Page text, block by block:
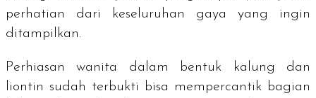
perhatian dari keseluruhan gaya yang ingin
ditampilkan.
Perhiasan wanita dalam bentuk kalung dan
liontin sudah terbukti bisa mempercantik bagian